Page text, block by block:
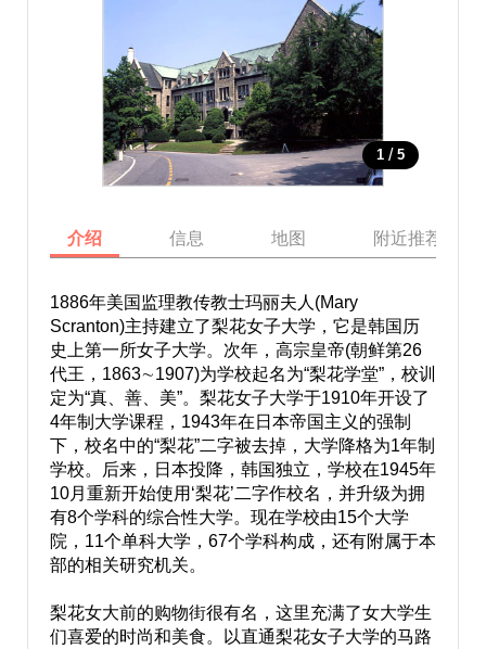
1 / 5
介绍 信息 地图 附近推荐景点
1886年美国监理教传教士玛丽夫人(Mary
Scranton)主持建立了梨花女子大学，它是韩国历
史上第一所女子大学。次年，高宗皇帝(朝鲜第26
代王，1863∼1907)为学校起名为“梨花学堂”，校训
定为“真、善、美”。梨花女子大学于1910年开设了
4年制大学课程，1943年在日本帝国主义的强制
下，校名中的“梨花”二字被去掉，大学降格为1年制
学校。后来，日本投降，韩国独立，学校在1945年
10月重新开始使用‘梨花’二字作校名，并升级为拥
有8个学科的综合性大学。现在学校由15个大学
院，11个单科大学，67个学科构成，还有附属于本
部的相关研究机关。
梨花女大前的购物街很有名，这里充满了女大学生
们喜爱的时尚和美食。以直通梨花女子大学的马路